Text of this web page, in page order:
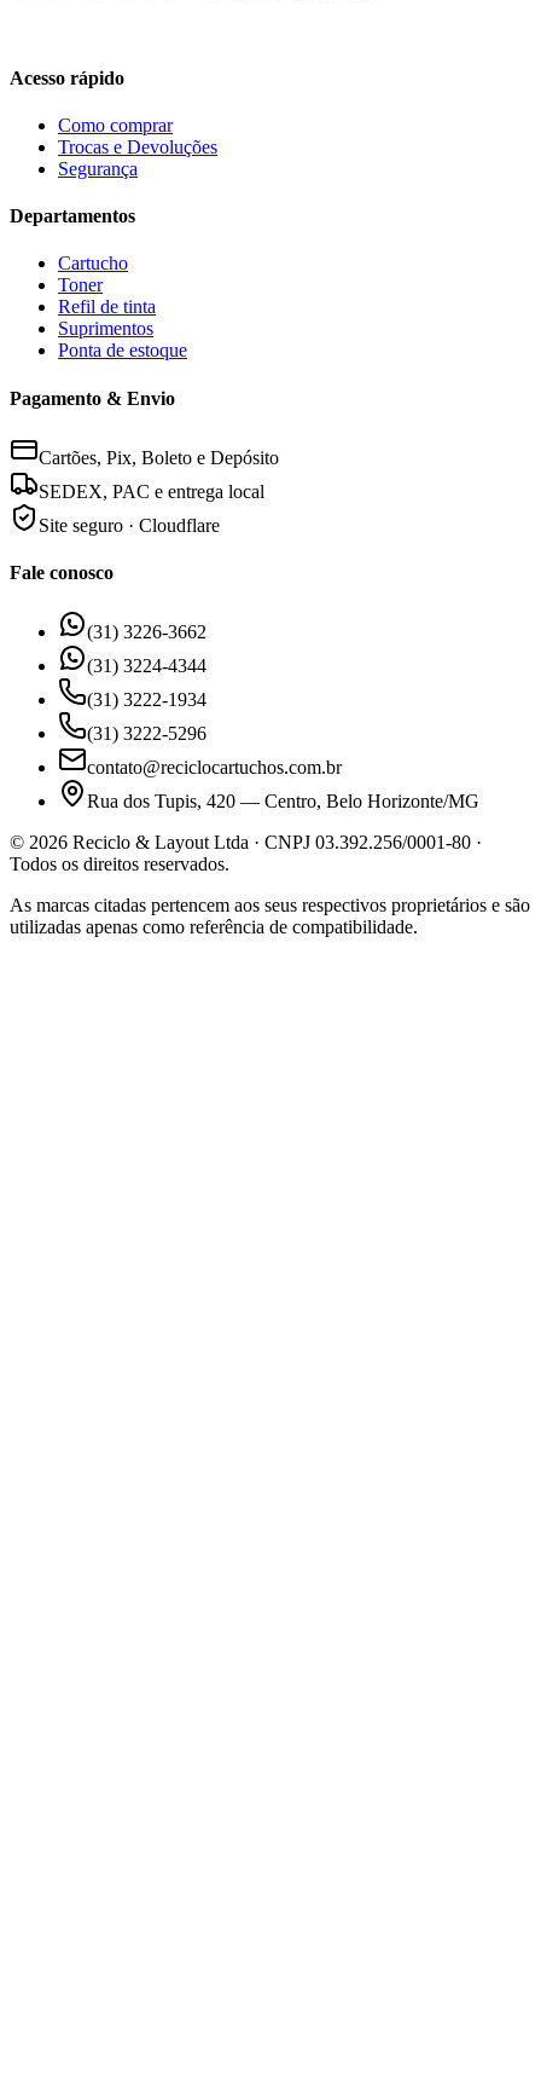
Acesso rápido
Como comprar
Trocas e Devoluções
Segurança
Departamentos
Cartucho
Toner
Refil de tinta
Suprimentos
Ponta de estoque
Pagamento & Envio
Cartões, Pix, Boleto e Depósito
SEDEX, PAC e entrega local
Site seguro · Cloudflare
Fale conosco
(31) 3226-3662
(31) 3224-4344
(31) 3222-1934
(31) 3222-5296
contato@reciclocartuchos.com.br
Rua dos Tupis, 420 — Centro, Belo Horizonte/MG
© 2026 Reciclo & Layout Ltda · CNPJ 03.392.256/0001-80 ·
Todos os direitos reservados.
As marcas citadas pertencem aos seus respectivos proprietários e são
utilizadas apenas como referência de compatibilidade.